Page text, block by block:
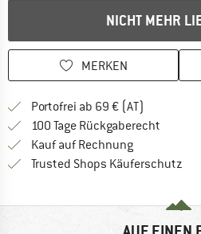
NICHT MEHR
MERKEN
Portofrei ab 69 € (AT)
100 Tage Rückgaberecht
Kauf auf RechnungFinde die
Trusted Shops Käuferschutz